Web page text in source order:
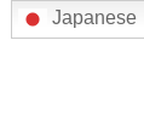
Japanese